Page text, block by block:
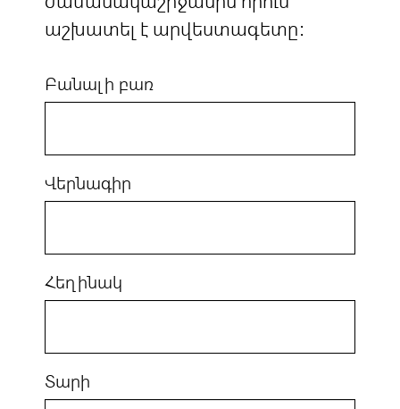
աշխատել է արվեստագետը:
Բանալի բառ
Վերնագիր
Հեղինակ
Տարի